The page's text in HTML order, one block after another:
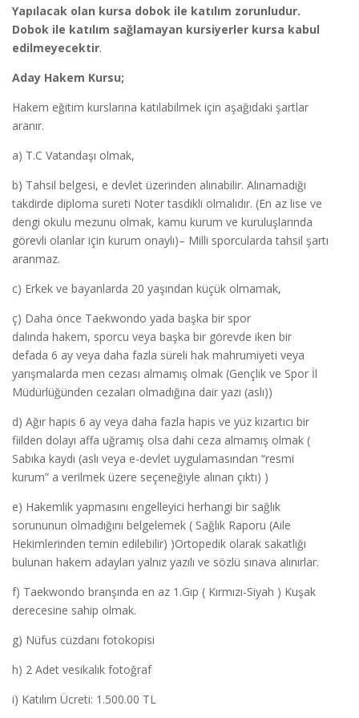
Yapılacak olan kursa dobok ile katılım zorunludur.
Dobok ile katılım sağlamayan kursiyerler kursa kabul
edilmeyecektir.
Aday Hakem Kursu;
Hakem eğitim kurslarına katılabilmek için aşağıdaki şartlar
aranır.
a) T.C Vatandaşı olmak,
b) Tahsil belgesi, e devlet üzerinden alınabilir. Alınamadığı
takdirde diploma sureti Noter tasdikli olmalıdır. (En az lise ve
dengi okulu mezunu olmak, kamu kurum ve kuruluşlarında
görevli olanlar için kurum onaylı)– Milli sporcularda tahsil şartı
aranmaz.
c) Erkek ve bayanlarda 20 yaşından küçük olmamak,
ç) Daha önce Taekwondo yada başka bir spor
dalında hakem, sporcu veya başka bir görevde iken bir
defada 6 ay veya daha fazla süreli hak mahrumiyeti veya
yarışmalarda men cezası almamış olmak (Gençlik ve Spor İl
Müdürlüğünden cezaları olmadığına dair yazı (aslı))
d) Ağır hapis 6 ay veya daha fazla hapis ve yüz kızartıcı bir
fiilden dolayı affa uğramış olsa dahi ceza almamış olmak (
Sabıka kaydı (aslı veya e-devlet uygulamasından “resmi
kurum” a verilmek üzere seçeneğiyle alınan çıktı) )
e) Hakemlik yapmasını engelleyici herhangi bir sağlık
sorununun olmadığını belgelemek ( Sağlık Raporu (Aile
Hekimlerinden temin edilebilir) )Ortopedik olarak sakatlığı
bulunan hakem adayları yalnız yazılı ve sözlü sınava alınırlar.
f) Taekwondo branşında en az 1.Gıp ( Kırmızı-Siyah ) Kuşak
derecesine sahip olmak.
g) Nüfus cüzdanı fotokopisi
h) 2 Adet vesikalık fotoğraf
i) Katılım Ücreti: 1.500.00 TL